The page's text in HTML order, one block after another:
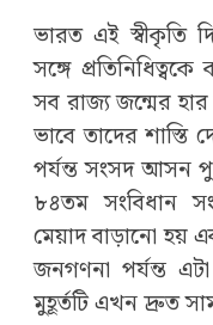
ভারত এই স্বীকৃতি
সঙ্গে
সব রাজ্য জন্মের
ভাবে তাদের শাস্তি
পর্যন্ত সংসদ আসন
৮৪তম সংবিধান
মেয়াদ বাড়ানো হয়
জনগণনা পর্যন্ত
মুহূর্তটি এখন দ্রুত